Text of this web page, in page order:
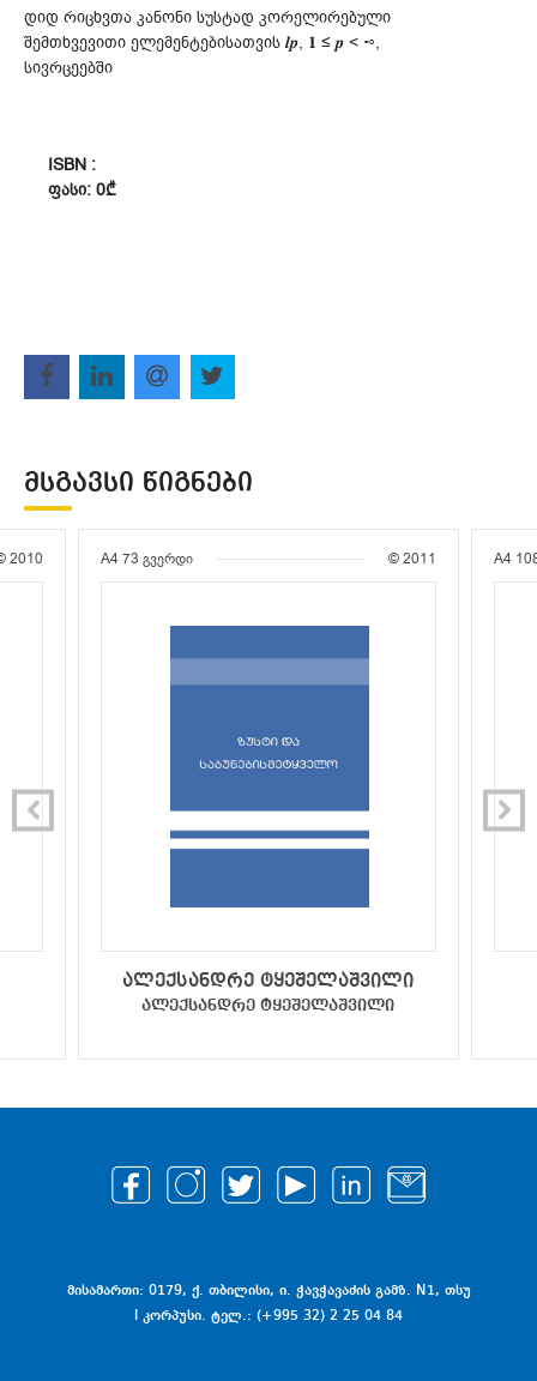
დიდ რიცხვთა კანონი სუსტად კორელირებული
შემთხვევითი ელემენტებისათვის 𝒍𝒑, 𝟏 ≤ 𝒑 < ∞,
სივრცეებში
ISBN :
ᲤᲐᲡᲘ: 0₾
ᲛᲡᲒᲐᲕᲡᲘ ᲬᲘᲒᲜᲔᲑᲘ
2010 A4 73 გვერდი © 2011
ალექსანდრე ტყეშელაშვილი
ალექსანდრე ტყეშელაშვილი
A4
მისამართი: 0179, ქ. თბილისი, ი. ჭავჭავაძის გამზ. N1, თსუ
I კორპუსი. ტელ.: (+995 32) 2 25 04 84